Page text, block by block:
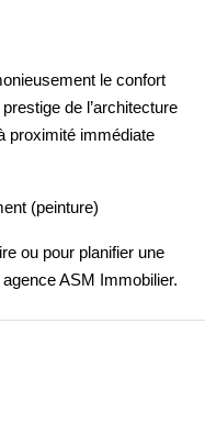
le confort
de l’architecture
proximité immédiate
(peinture)
ou pour planifier une
ASM Immobilier.